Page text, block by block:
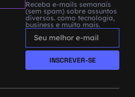
Receba e-mails semanais
(sem spam) sobre assuntos
diversos. como tecnologia,
business e muito mais.
INSCREVER-SE